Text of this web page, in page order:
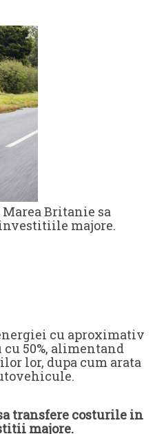
Britanie sa
majore.
cu aproximativ
50%, alimentand
lor, dupa cum arata
transfere costurile in
majore.